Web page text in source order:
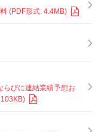
(PDF形式: 4.4MB)
びに連結業績予想お